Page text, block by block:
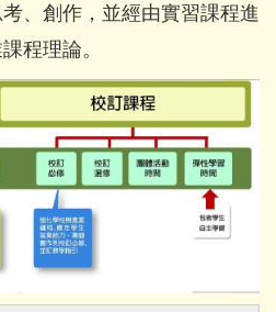
、創作，並經由實習課程進
程理論。